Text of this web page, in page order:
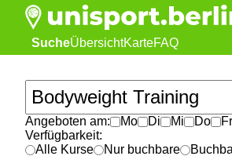
SucheÜbersichtKarteFAQ
Angeboten am: Mo Di Mi Do Fr
Verfügbarkeit:
Alle Kurse
Nur buchbare